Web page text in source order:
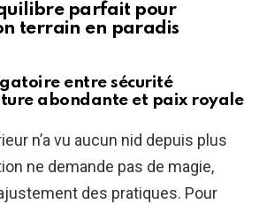
parfait pour
terrain en paradis
entre sécurité
abondante et paix royale
n’a vu aucun nid depuis plus
ne demande pas de magie,
des pratiques. Pour